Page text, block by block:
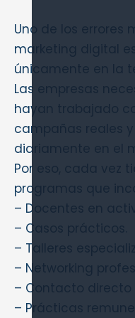
Uno de los errores
marketing digital
únicamente en la
Las empresas
hayan trabajado
campañas reales
diariamente en el
Por eso, cada vez
programas que
– Docentes en
– Casos prácticos.
– Talleres
– Networking
– Contacto directo
– Prácticas